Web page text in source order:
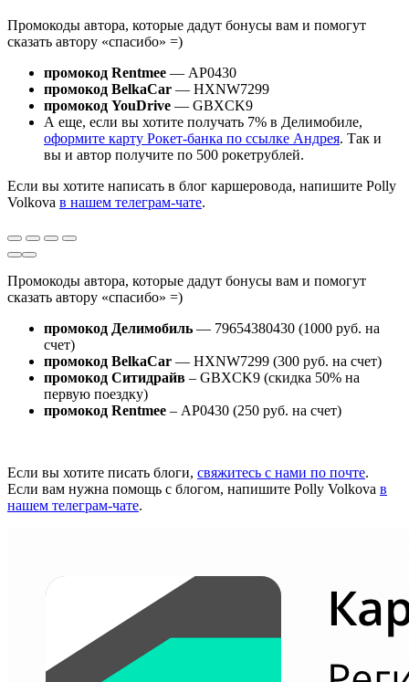
Промокоды автора, которые дадут бонусы вам и помогут
сказать автору «спасибо» =)
промокод Rentmee — АР0430
промокод BelkaCar — HXNW7299
промокод YouDrive — GBXCK9
А еще, если вы хотите получать 7% в Делимобиле,
оформите карту Рокет-банка по ссылке Андрея. Так и
вы и автор получите по 500 рокетрублей.
Если вы хотите написать в блог каршеровода, напишите Polly
Volkova в нашем телеграм-чате.
Промокоды автора, которые дадут бонусы вам и помогут
сказать автору «спасибо» =)
промокод Делимобиль — 79654380430 (1000 руб. на
счет)
промокод BelkaCar — HXNW7299 (300 руб. на счет)
промокод Ситидрайв – GBXCK9 (скидка 50% на
первую поездку)
промокод Rentmee – АР0430 (250 руб. на счет)
Если вы хотите писать блоги, свяжитесь с нами по почте.
Если вам нужна помощь с блогом, напишите Polly Volkova в
нашем телеграм-чате.